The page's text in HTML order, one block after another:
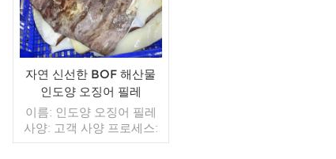
자연 신선한 BOF 해산물
인도양 오징어 필레
이름: 인도양 오징어 필레
사양: 고객 사양 프로세스:
컷 유약: BQF 40%(맞춤형)